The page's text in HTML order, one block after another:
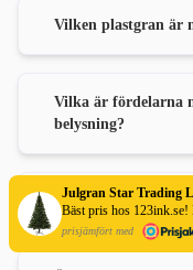
Julgran Star Trading
Bäst pris hos 123ink.se!
prisjämfört med
Vilken plastgran är
Vilka är fördelarna
belysning?
Vad innebär att en